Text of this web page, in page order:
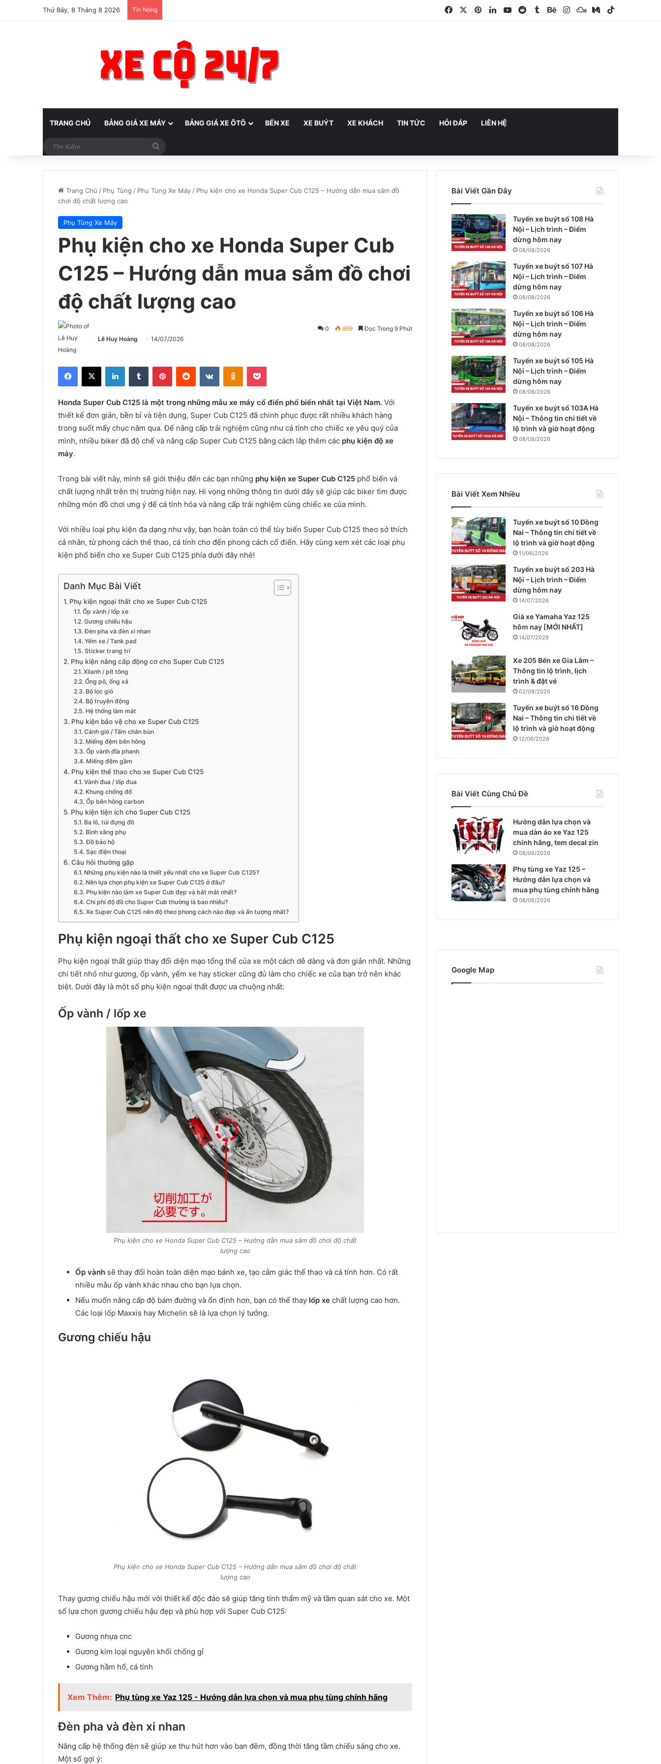
Thứ Bảy, 8 Tháng 8 2026 Tin Nóng FacebookPinterestLinkedIn
YouTube
RedditTumblrBehance
InstagramMixcloud
Medium
TRANG CHỦ BẢNG GIÁ XE MÁY BẢNG GIÁ XE ÔTÔ BẾN XE XE BUÝT XE KHÁCH TIN TỨC HỎI ĐÁP LIÊN HỆ
Trang Chủ / Phụ Tùng / Phụ Tùng Xe Máy / Phụ kiện cho xe Honda Super Cub C125 – Hướng dẫn mua sắm đồ
chơi độ chất lượng cao
Phụ Tùng Xe Máy
Phụ kiện cho xe Honda Super Cub
C125 – Hướng dẫn mua sắm đồ chơi
độ chất lượng cao
Lê Huy Hoàng 14/07/2026
0 869 Đọc Trong 9 Phút
Facebook
X LinkedInTumblr PinterestReddit VKontakteOdnoklassniki
Pocket
Honda Super Cub C125 là một trong những mẫu xe máy cổ điển phổ biến nhất tại Việt Nam. Với
thiết kế đơn giản, bền bỉ và tiện dụng, Super Cub C125 đã chinh phục được rất nhiều khách hàng
trong suốt mấy chục năm qua. Để nâng cấp trải nghiệm cũng như cá tính cho chiếc xe yêu quý của
mình, nhiều biker đã độ chế và nâng cấp Super Cub C125 bằng cách lắp thêm các phụ kiện độ xe
máy.
Trong bài viết này, mình sẽ giới thiệu đến các bạn những phụ kiện xe Super Cub C125 phổ biến và
chất lượng nhất trên thị trường hiện nay. Hi vọng những thông tin dưới đây sẽ giúp các biker tìm được
những món đồ chơi ưng ý để cá tính hóa và nâng cấp trải nghiệm cùng chiếc xe của mình.
Với nhiều loại phụ kiện đa dạng như vậy, bạn hoàn toàn có thể tùy biến Super Cub C125 theo sở thích
cá nhân, từ phong cách thể thao, cá tính cho đến phong cách cổ điển. Hãy cùng xem xét các loại phụ
kiện phổ biến cho xe Super Cub C125 phía dưới đây nhé!
Danh Mục Bài Viết
Phụ kiện ngoại thất cho xe Super Cub C125
Ốp vành / lốp xe
Gương chiếu hậu
Đèn pha và đèn xi nhan
Yếm xe / Tank pad
Sticker trang trí
Phụ kiện nâng cấp động cơ cho Super Cub C125
Xilanh / pít tông
Ống pô, ống xả
Bộ lọc gió
Bộ truyền động
Hệ thống làm mát
Phụ kiện bảo vệ cho xe Super Cub C125
Cánh gió / Tấm chắn bùn
Miếng đệm bên hông
Ốp vành đĩa phanh
Miếng đệm gầm
Phụ kiện thể thao cho xe Super Cub C125
Vành đua / lốp đua
Khung chống đổ
Ốp bên hông carbon
Phụ kiện tiện ích cho Super Cub C125
Ba lô, túi đựng đồ
Bình xăng phụ
Đồ bảo hộ
Sạc điện thoại
Câu hỏi thường gặp
Những phụ kiện nào là thiết yếu nhất cho xe Super Cub C125?
Nên lựa chọn phụ kiện xe Super Cub C125 ở đâu?
Phụ kiện nào làm xe Super Cub đẹp và bắt mắt nhất?
Chi phí độ đồ cho Super Cub thường là bao nhiêu?
Xe Super Cub C125 nên độ theo phong cách nào đẹp và ấn tượng nhất?
Phụ kiện ngoại thất cho xe Super Cub C125
Phụ kiện ngoại thất giúp thay đổi diện mạo tổng thể của xe một cách dễ dàng và đơn giản nhất. Những
chi tiết nhỏ như gương, ốp vành, yếm xe hay sticker cũng đủ làm cho chiếc xe của bạn trở nên khác
biệt. Dưới đây là một số phụ kiện ngoại thất được ưa chuộng nhất:
Ốp vành / lốp xe
Phụ kiện cho xe Honda Super Cub C125 – Hướng dẫn mua sắm đồ chơi độ chất
lượng cao
Ốp vành sẽ thay đổi hoàn toàn diện mạo bánh xe, tạo cảm giác thể thao và cá tính hơn. Có rất
nhiều mẫu ốp vành khác nhau cho bạn lựa chọn.
Nếu muốn nâng cấp độ bám đường và ổn định hơn, bạn có thể thay lốp xe chất lượng cao hơn.
Các loại lốp Maxxis hay Michelin sẽ là lựa chọn lý tưởng.
Gương chiếu hậu
Phụ kiện cho xe Honda Super Cub C125 – Hướng dẫn mua sắm đồ chơi độ chất
lượng cao
Thay gương chiếu hậu mới với thiết kế độc đáo sẽ giúp tăng tính thẩm mỹ và tầm quan sát cho xe. Một
số lựa chọn gương chiếu hậu đẹp và phù hợp với Super Cub C125:
Gương nhựa cnc
Gương kim loại nguyên khối chống gỉ
Gương hầm hố, cá tính
Xem Thêm: Phụ tùng xe Yaz 125 - Hướng dẫn lựa chọn và mua phụ tùng chính hãng
Đèn pha và đèn xi nhan
Nâng cấp hệ thống đèn sẽ giúp xe thu hút hơn vào ban đêm, đồng thời tăng tầm chiếu sáng cho xe.
Một số gợi ý:
Bài Viết Gần Đây
Tuyến xe buýt số 108 Hà
Nội – Lịch trình – Điểm
dừng hôm nay
08/08/2026
Tuyến xe buýt số 107 Hà
Nội – Lịch trình – Điểm
dừng hôm nay
08/08/2026
Tuyến xe buýt số 106 Hà
Nội – Lịch trình – Điểm
dừng hôm nay
08/08/2026
Tuyến xe buýt số 105 Hà
Nội – Lịch trình – Điểm
dừng hôm nay
08/08/2026
Tuyến xe buýt số 103A Hà
Nội – Thông tin chi tiết về
lộ trình và giờ hoạt động
08/08/2026
Bài Viết Xem Nhiều
Tuyến xe buýt số 10 Đồng
Nai – Thông tin chi tiết về
lộ trình và giờ hoạt động
11/06/2026
Tuyến xe buýt số 203 Hà
Nội – Lịch trình – Điểm
dừng hôm nay
14/07/2026
Giá xe Yamaha Yaz 125
hôm nay [MỚI NHẤT]
14/07/2026
Xe 205 Bến xe Gia Lâm –
Thông tin lộ trình, lịch
trình & đặt vé
02/08/2026
Tuyến xe buýt số 16 Đồng
Nai – Thông tin chi tiết về
lộ trình và giờ hoạt động
12/06/2026
Bài Viết Cùng Chủ Đề
Hướng dẫn lựa chọn và
mua dàn áo xe Yaz 125
chính hãng, tem decal zin
08/06/2026
Phụ tùng xe Yaz 125 –
Hướng dẫn lựa chọn và
mua phụ tùng chính hãng
08/06/2026
Google Map